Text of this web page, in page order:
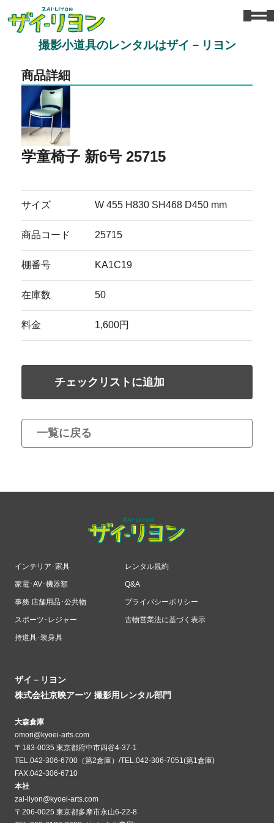
撮影小道具のレンタルはザイ－リヨン
商品詳細
学童椅子 新6号 25715
サイズ W 455 H830 SH468 D450 mm
商品コード 25715
棚番号 KA1C19
在庫数 50
料金 1,600円
チェックリストに追加
一覧に戻る
インテリア･家具
家電･AV･機器類
事務 店舗用品･公共物
スポーツ･レジャー
持道具･装身具
レンタル規約
Q&A
プライバシーポリシー
古物営業法に基づく表示
ザイ－リヨン
株式会社京映アーツ 撮影用レンタル部門
大森倉庫
omori@kyoei-arts.com
〒183-0035 東京都府中市四谷4-37-1
TEL.042-306-6700（第2倉庫）/TEL.042-306-7051(第1倉庫)
FAX.042-306-6710
本社
zai-liyon@kyoei-arts.com
〒206-0025 東京都多摩市永山6-22-8